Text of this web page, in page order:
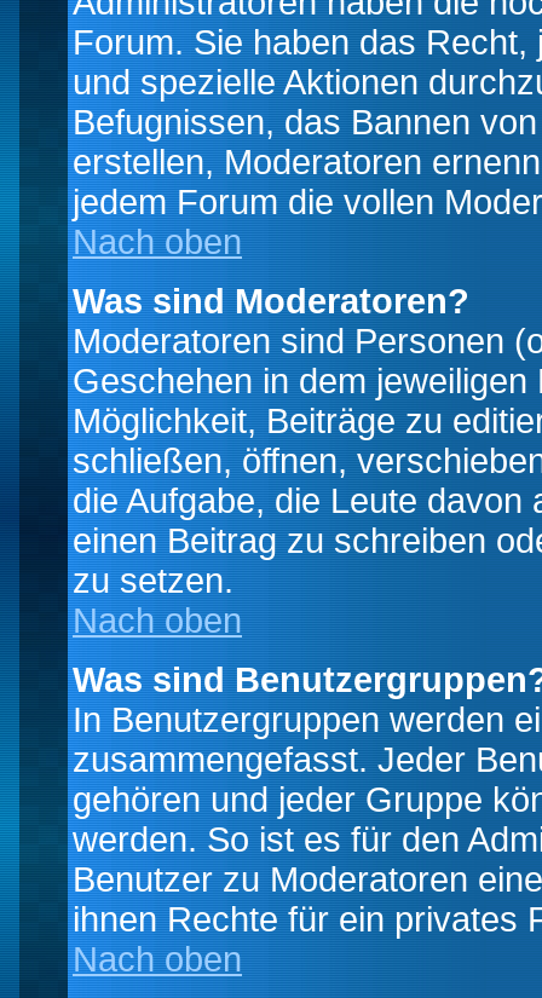
Forum. Sie haben das
und spezielle Aktionen
Befugnissen, das Bannen
erstellen, Moderatoren
jedem Forum die vollen
Nach oben
Was sind Moderatoren?
Moderatoren sind Personen
Geschehen in dem
Möglichkeit, Beiträge zu
schließen, öffnen,
die Aufgabe, die Leute
einen Beitrag zu schreiben
zu setzen.
Nach oben
Was sind
In Benutzergruppen werden
zusammengefasst. Jeder
gehören und jeder Gruppe
werden. So ist es für den
Benutzer zu Moderatoren
ihnen Rechte für ein privates
Nach oben